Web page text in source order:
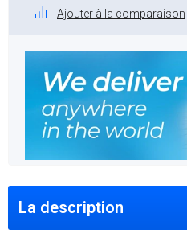
Ajouter à la comparaison
La description